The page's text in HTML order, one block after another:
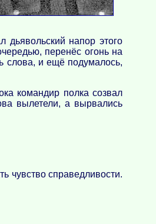
напор этого
перенёс огонь на
слова, и ещё подумалось,
командир полка созвал
вылетели, а вырвались
чувство справедливости.